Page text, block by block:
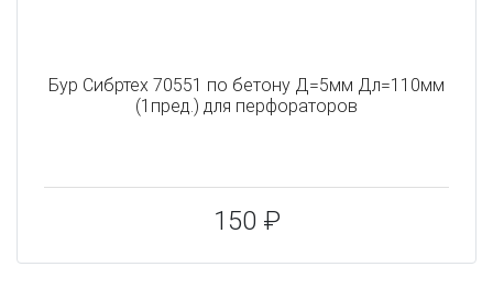
Бур Сибртех 70551 по бетону Д=5мм Дл=110мм
(1пред.) для перфораторов
150 ₽